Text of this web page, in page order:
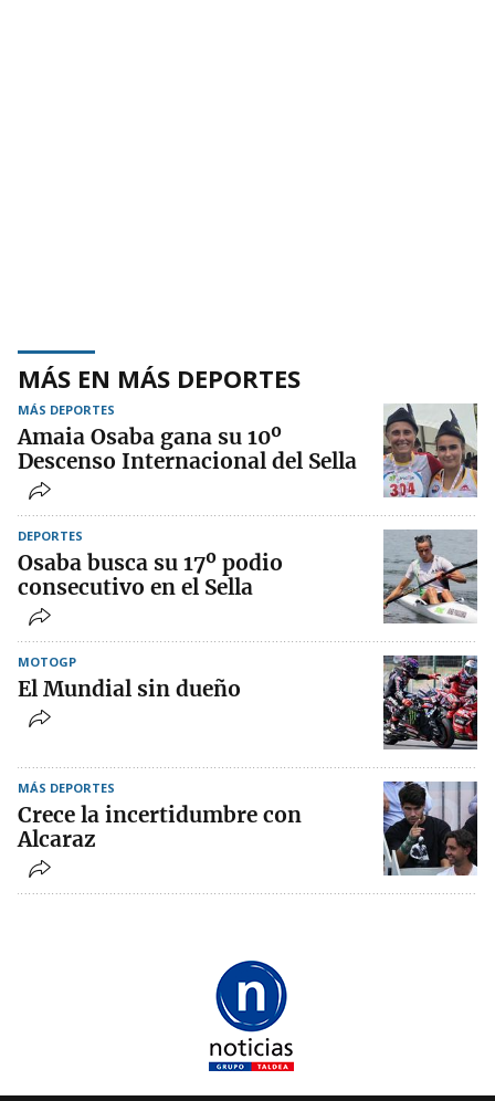
MÁS EN MÁS DEPORTES
MÁS DEPORTES
Amaia Osaba gana su 10º
Descenso Internacional del Sella
DEPORTES
Osaba busca su 17º podio
consecutivo en el Sella
MOTOGP
El Mundial sin dueño
MÁS DEPORTES
Crece la incertidumbre con
Alcaraz